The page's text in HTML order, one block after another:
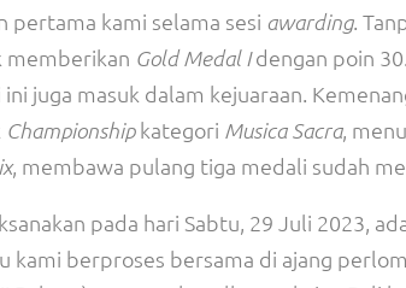
pertama kami selama sesi awarding.
memberikan Gold Medal Idengan poin
juga masuk dalam kejuaraan.
Championshipkategori Musica Sacra,
, membawa pulang tiga medali sudah
pada hari Sabtu, 29 Juli 2023,
kami berproses bersama di ajang